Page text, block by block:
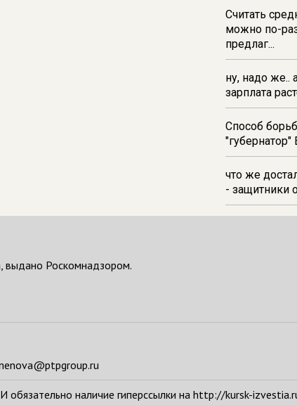
11:52В
добивается
рублей
работникам
Считать
можно по-
предлаг...
ну, надо же..
зарплата
Способ
что же
- защитники
Роскомнадзором.
обязательно наличие гиперссылки на http://kursk-